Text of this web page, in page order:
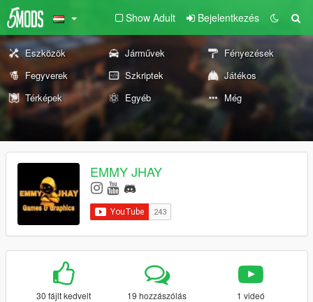
Show Adult Bejelentkezés
Eszközök Járművek
Fényezések
Fegyverek
Szkriptek
Játékos
Térképek
Egyéb Még
EMMY JHAY
30 fájlt kedvelt 19 hozzászólás 1 videó